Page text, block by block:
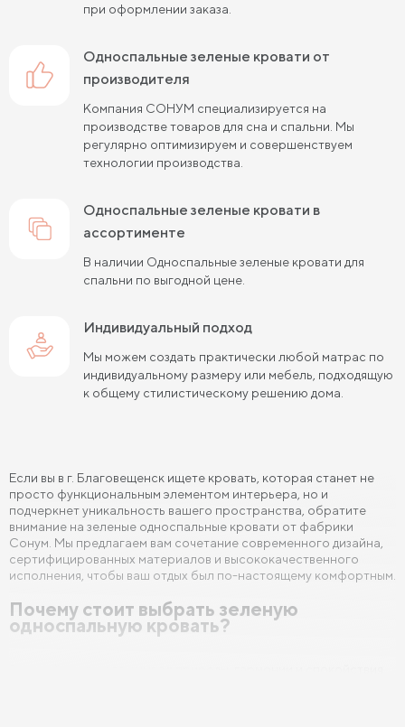
при оформлении заказа.
Односпальные зеленые кровати от
производителя
Компания СОНУМ специализируется на
производстве товаров для сна и спальни. Мы
регулярно оптимизируем и совершенствуем
технологии производства.
Односпальные зеленые кровати в
ассортименте
В наличии Односпальные зеленые кровати для
спальни по выгодной цене.
Индивидуальный подход
Мы можем создать практически любой матрас по
индивидуальному размеру или мебель, подходящую
к общему стилистическому решению дома.
Если вы в г. Благовещенск ищете кровать, которая станет не
просто функциональным элементом интерьера, но и
подчеркнет уникальность вашего пространства, обратите
внимание на зеленые односпальные кровати от фабрики
Сонум. Мы предлагаем вам сочетание современного дизайна,
сертифицированных материалов и высококачественного
исполнения, чтобы ваш отдых был по-настоящему комфортным.
Почему стоит выбрать зеленую
односпальную кровать?